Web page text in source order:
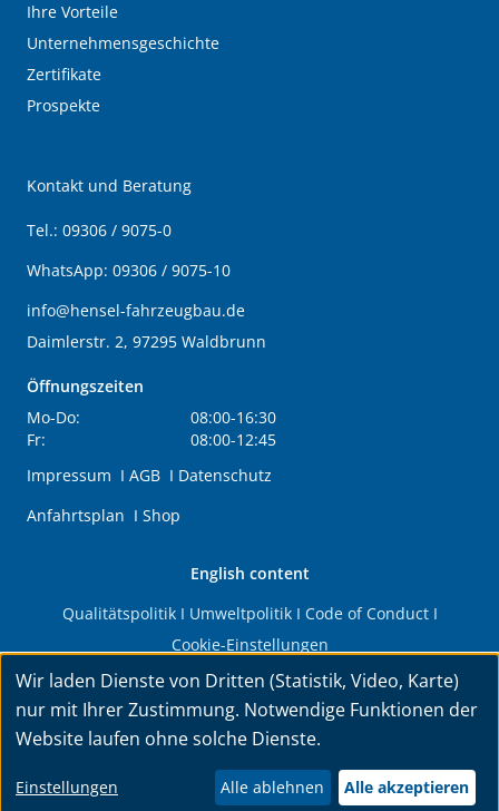
Ihre Vorteile
Unternehmensgeschichte
Zertifikate
Prospekte
Kontakt und Beratung
Tel.: 09306 / 9075-0
WhatsApp: 09306 / 9075-10
info@hensel-fahrzeugbau.de
Daimlerstr. 2, 97295 Waldbrunn
Öffnungszeiten
Mo-Do:
08:00-16:30
Fr:
08:00-12:45
Impressum I AGB I Datenschutz
Anfahrtsplan I Shop
English content
QualitätspolitikI UmweltpolitikI Code of ConductI
Cookie-Einstellungen
© 2026 HENSEL Fahrzeugbau GmbH & Co. KG. Alle Rechte
vorbehalten.
INNOMEGA AB
Wir laden Dienste von Dritten (Statistik, Video, Karte)
nur mit Ihrer Zustimmung. Notwendige Funktionen der
Website laufen ohne solche Dienste.
Einstellungen Alle ablehnen Alle akzeptieren